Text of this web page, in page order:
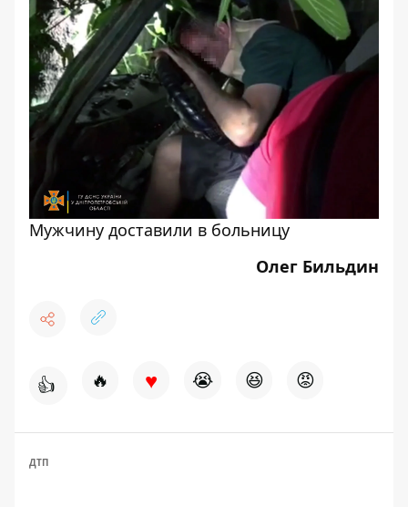
Мужчину доставили в больницу
Олег Бильдин
👍 🔥 ♥ 😭 😆 😡
ДТП